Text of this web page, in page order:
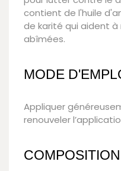
contient de l'huile
de karité qui aident à
abîmées.
MODE
Appliquer
renouveler
COMPOSITION